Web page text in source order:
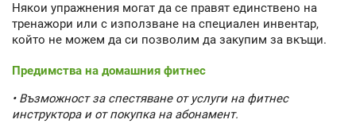
Някои упражнения могат да се правят единствено на
тренажори или с използване на специален инвентар,
който не можем да си позволим да закупим за вкъщи.
Предимства на домашния фитнес
• Възможност за спестяване от услуги на фитнес
инструктора и от покупка на абонамент.